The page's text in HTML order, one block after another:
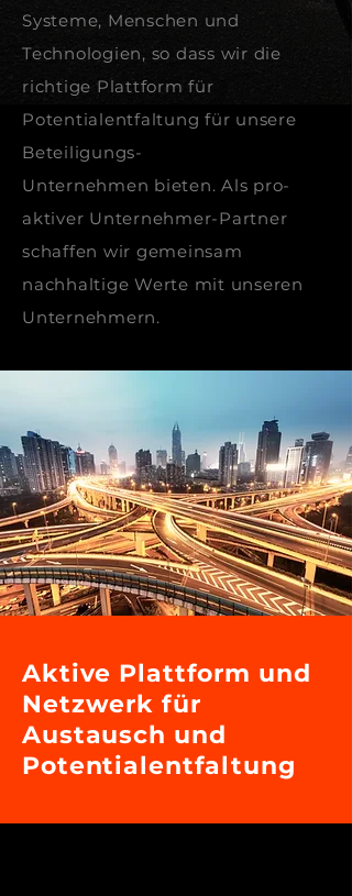
Systeme, Menschen und
Technologien, so dass wir die
richtige Plattform für
Potentialentfaltung für unsere
Beteiligungs-
Unternehmen bieten. Als pro-
aktiver Unternehmer-Partner
schaffen wir gemeinsam
nachhaltige Werte mit unseren
Unternehmern.
Aktive Plattform und
Netzwerk für
Austausch und
Potentialentfaltung